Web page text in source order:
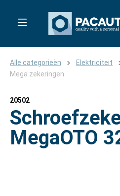
Alle categorieën Elektriciteit
Mega zekeringen
20502
MegaOTO